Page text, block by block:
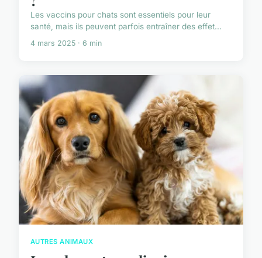
Les vaccins pour chats sont essentiels pour leur
santé, mais ils peuvent parfois entraîner des effet...
4 mars 2025 · 6 min
AUTRES ANIMAUX